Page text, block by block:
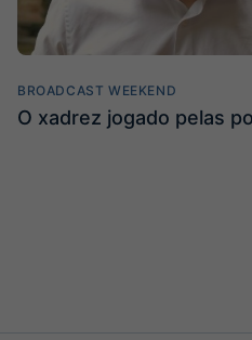
BROADCAST WEEKEND
O xadrez jogado pelas